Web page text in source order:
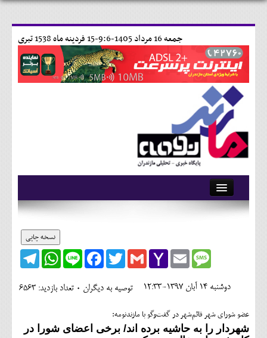
15 فردينه ماه 1538 تبری جمعه 16 مرداد 1405-9:6-
آرشیو
وبلاگ
کلینیک
نسخه چاپی
Telegram
WhatsApp Line
FacebookTwitterGmailYahoo
Mail
EmailMessage
تعداد بازدید: 6563 توصیه به دیگران 0 دوشنبه 14 آبان 1397-12:33
عضو شورای شهر قائم‌شهر در گفت‌و‌گو با مازندنومه:
شهردار را به حاشیه برده اند/ برخی اعضای شورا در